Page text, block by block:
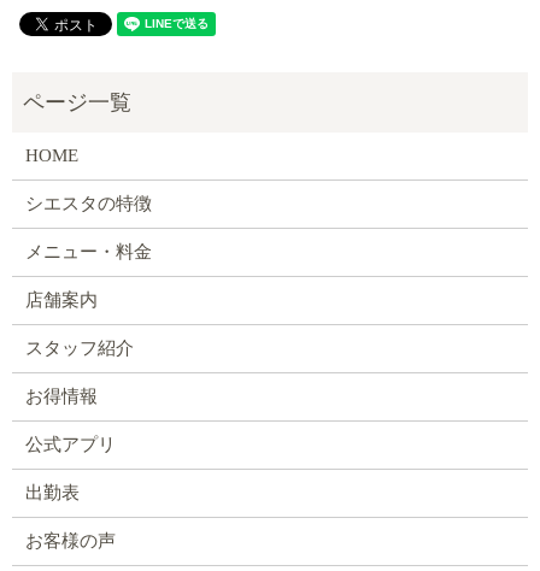
HOME
シエスタの特徴
メニュー・料金
店舗案内
スタッフ紹介
お得情報
公式アプリ
出勤表
お客様の声